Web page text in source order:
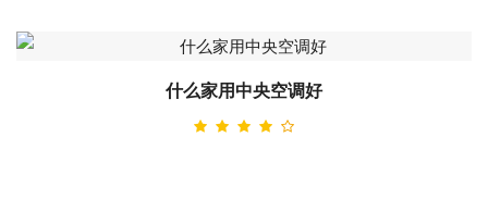
什么家用中央空调好